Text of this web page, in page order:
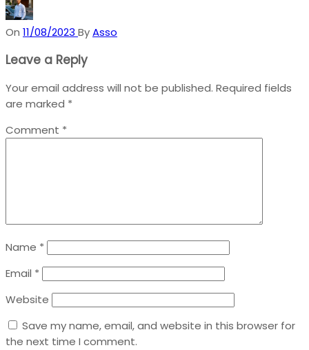
On 11/08/2023 ByAsso
Leave a Reply
Your email address will not be published. Required fields
are marked *
Comment *
Name *
Email *
Website
Save my name, email, and website in this browser for
the next time I comment.